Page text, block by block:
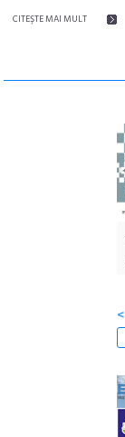
CITEŞTE MAI MULT
<